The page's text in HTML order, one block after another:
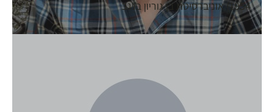
1954) אוניברסיטת בן גוריון בנגב